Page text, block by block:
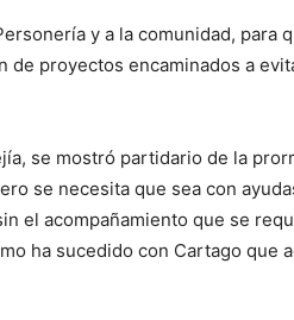
y a la comunidad, para
proyectos encaminados a
se mostró partidario de la
se necesita que sea con
el acompañamiento que se
ha sucedido con Cartago que